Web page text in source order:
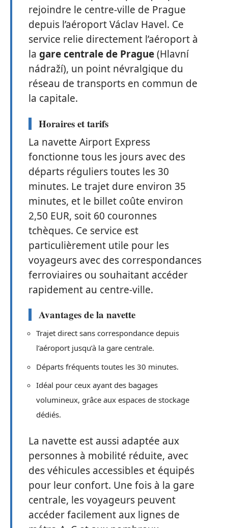
rejoindre le centre-ville de Prague
depuis l’aéroport Václav Havel. Ce
service relie directement l’aéroport à
la gare centrale de Prague(Hlavní
nádraží), un point névralgique du
réseau de transports en commun de
la capitale.
Horaires et tarifs
La navette Airport Express
fonctionne tous les jours avec des
départs réguliers toutes les 30
minutes. Le trajet dure environ 35
minutes, et le billet coûte environ
2,50 EUR, soit 60 couronnes
tchèques. Ce service est
particulièrement utile pour les
voyageurs avec des correspondances
ferroviaires ou souhaitant accéder
rapidement au centre-ville.
Avantages de la navette
Trajet direct sans correspondance depuis
l’aéroport jusqu’à la gare centrale.
Départs fréquents toutes les 30 minutes.
Idéal pour ceux ayant des bagages
volumineux, grâce aux espaces de stockage
dédiés.
La navette est aussi adaptée aux
personnes à mobilité réduite, avec
des véhicules accessibles et équipés
pour leur confort. Une fois à la gare
centrale, les voyageurs peuvent
accéder facilement aux lignes de